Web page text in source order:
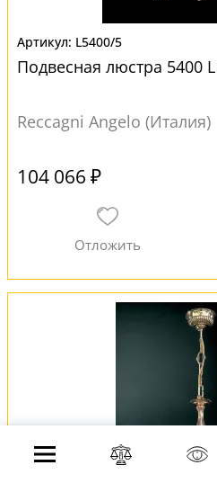
L5400/5
Подвесная люстра 5400
Reccagni Angelo (Италия)
104 066 ₽